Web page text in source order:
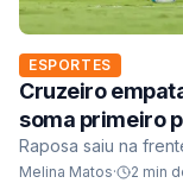
ESPORTES
Cruzeiro
soma primeiro
Raposa saiu na
Melina Matos· 2 min